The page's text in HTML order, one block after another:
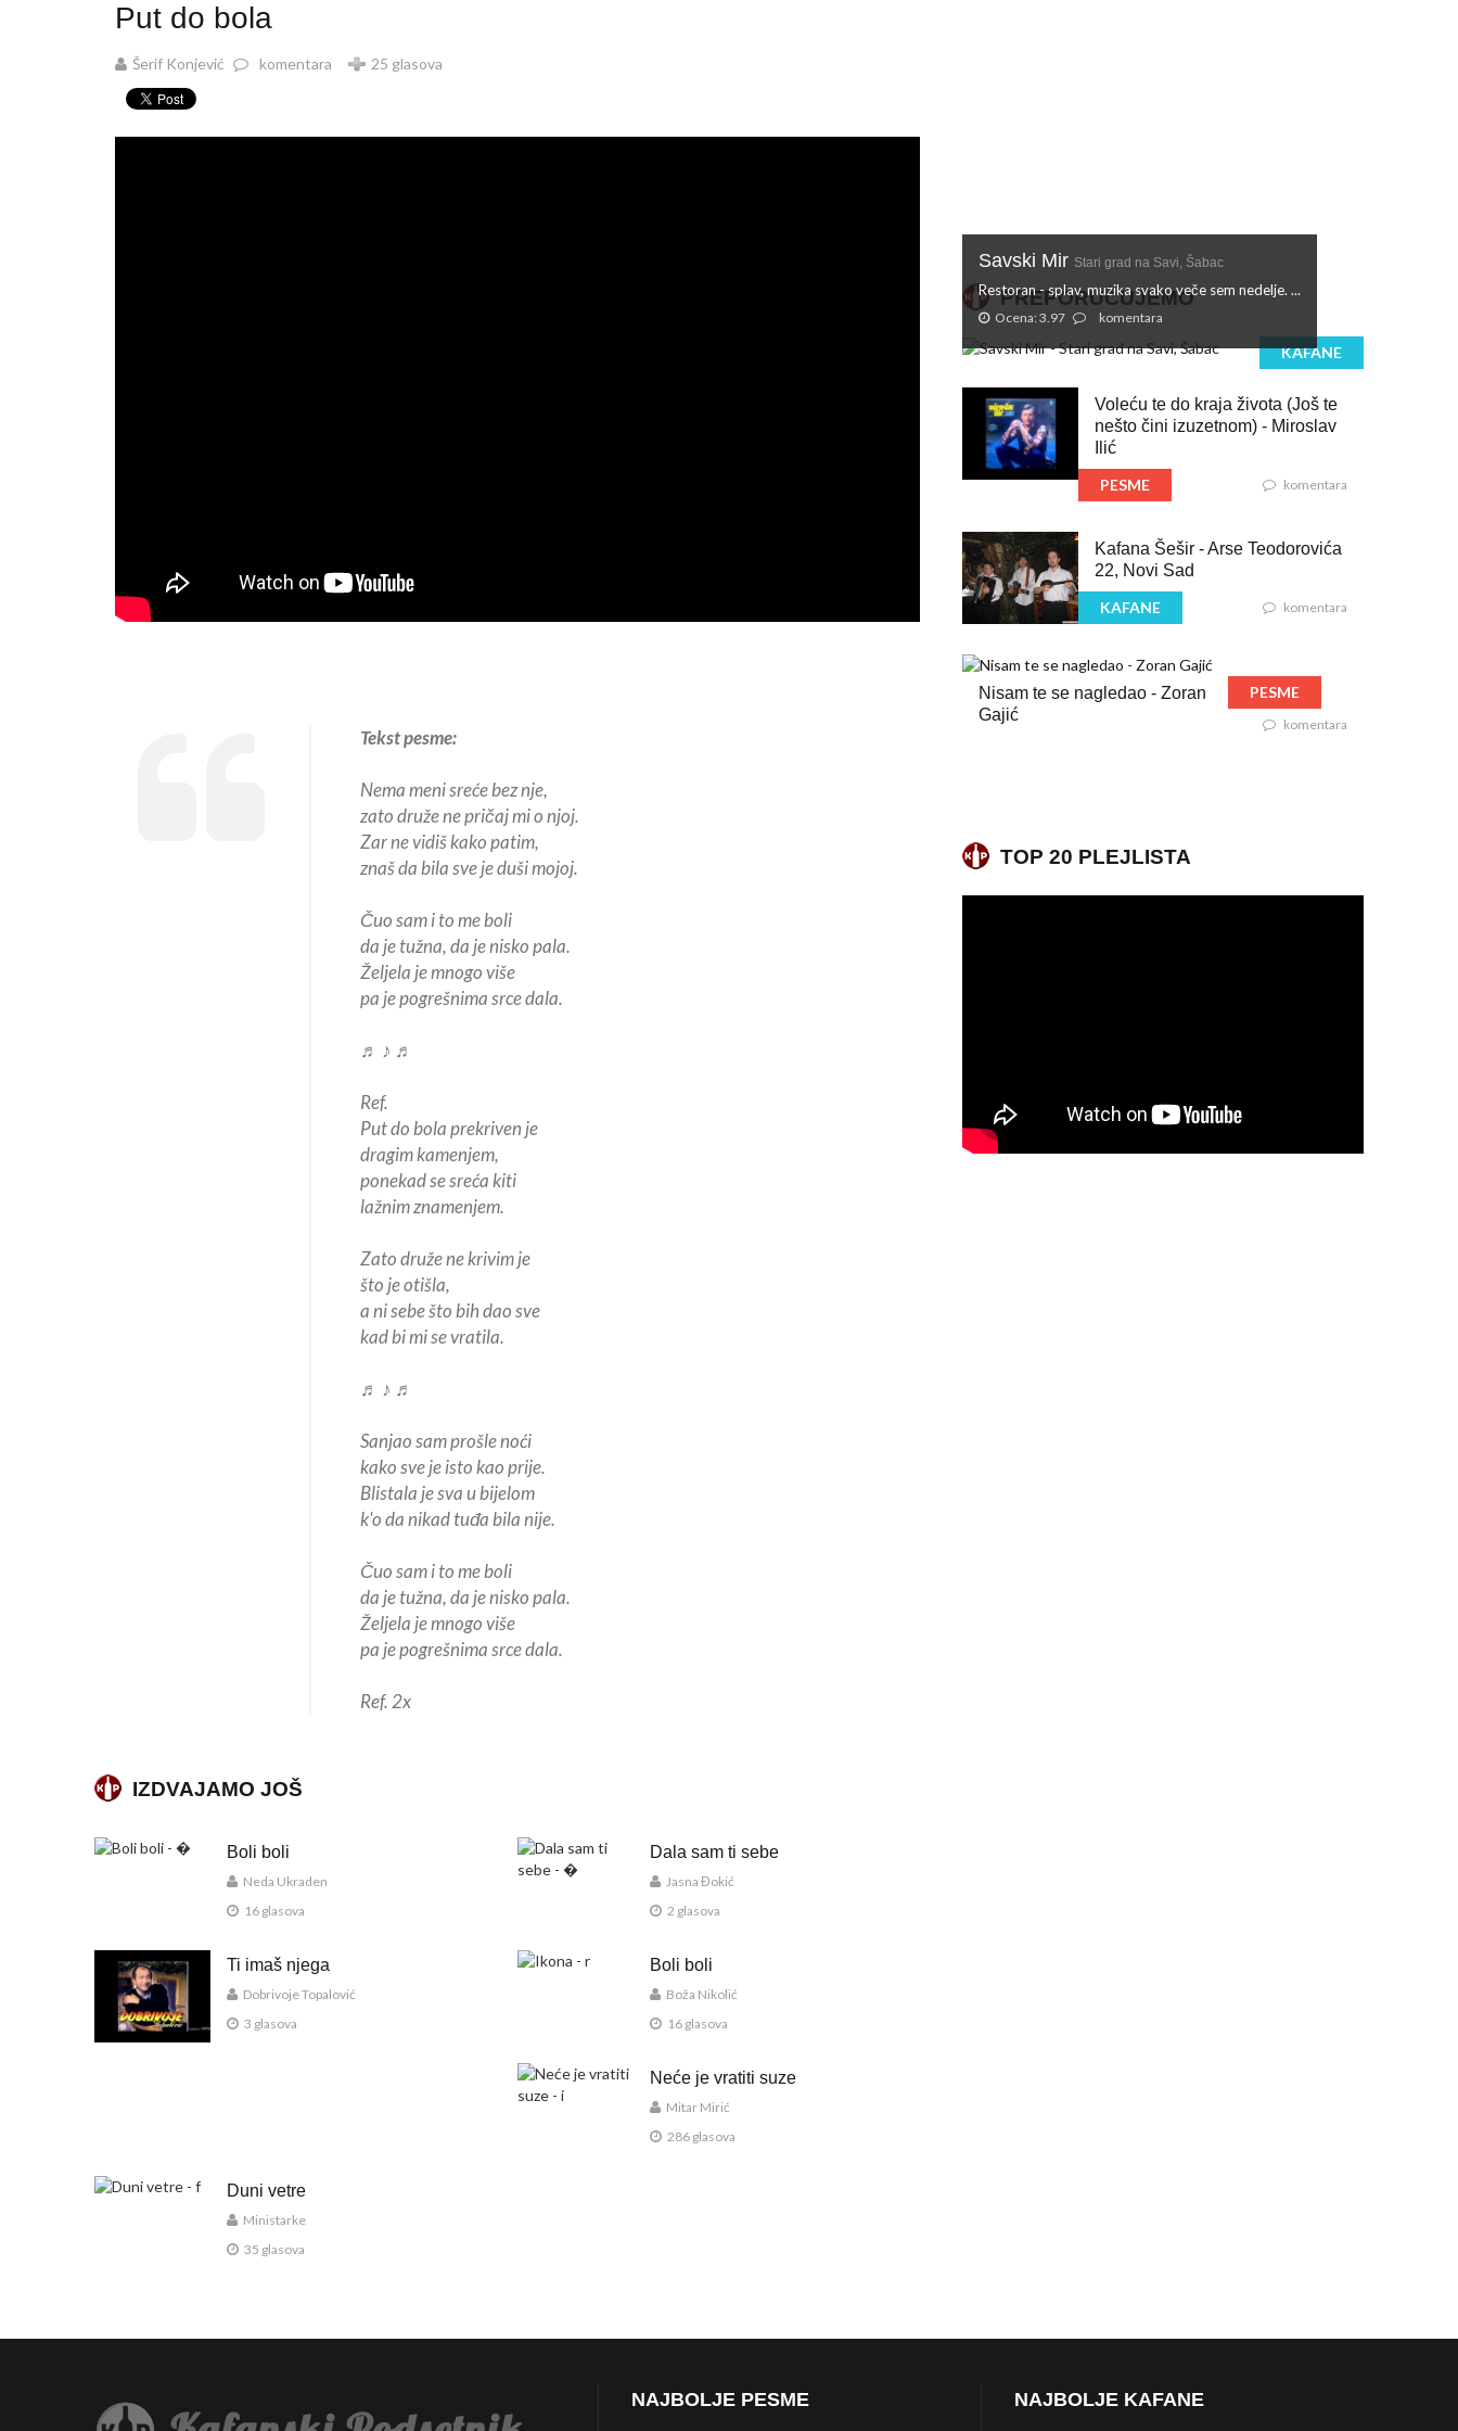
Put do bola
Šerif Konjević komentara 25 glasova
Tekst pesme:
Nema meni sreće bez nje,
zato druže ne pričaj mi o njoj.
Zar ne vidiš kako patim,
znaš da bila sve je duši mojoj.
Čuo sam i to me boli
da je tužna, da je nisko pala.
Željela je mnogo više
pa je pogrešnima srce dala.
♬ ♪ ♬
Ref.
Put do bola prekriven je
dragim kamenjem,
ponekad se sreća kiti
lažnim znamenjem.
Zato druže ne krivim je
što je otišla,
a ni sebe što bih dao sve
kad bi mi se vratila.
♬ ♪ ♬
Sanjao sam prošle noći
kako sve je isto kao prije.
Blistala je sva u bijelom
k'o da nikad tuđa bila nije.
Čuo sam i to me boli
da je tužna, da je nisko pala.
Željela je mnogo više
pa je pogrešnima srce dala.
Ref. 2x
IZDVAJAMO JOŠ
Boli boli
Neda Ukraden
16 glasova
Dala sam ti sebe
Jasna Đokić
2 glasova
Ti imaš njega
Dobrivoje Topalović
3 glasova
Boli boli
Boža Nikolić
16 glasova
Neće je vratiti suze
Mitar Mirić
286 glasova
Duni vetre
Ministarke
35 glasova
PREPORUČUJEMO
KAFANE
Savski Mir Stari grad na Savi, Šabac
Restoran - splav, muzika svako veče sem nedelje. ...
Ocena: 3.97 komentara
Voleću te do kraja života (Još te
nešto čini izuzetnom) - Miroslav
Ilić
PESME
komentara
Kafana Šešir - Arse Teodorovića
22, Novi Sad
KAFANE
komentara
Nisam te se nagledao - Zoran
Gajić
PESME
komentara
TOP 20 PLEJLISTA
NAJBOLJE PESME NAJBOLJE KAFANE